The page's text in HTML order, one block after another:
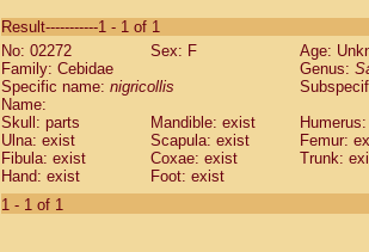
CebidaeSaguinus labiatus(0)
Cebidae Saguinus leucopus (0)
Cebidae
CebidaeSaguinus mystax
Cebidae Saguinus nigricollis (1)
Cebidae Saguinus oedipus
Cebidae Saguinus weddelli
Cebidae Saguinusspp.
Cebidae
Result-----------1 - 1 of 1
No: 02272
Sex: F
Age:
Family: Cebidae
Genus:
Specific name: nigricollis
Name:
Skull: parts
Mandible: exist
Ulna: exist
Scapula: exist
Femur:
Fibula: exist
Coxae: exist
Trunk:
Hand: exist
Foot: exist
1 - 1 of 1